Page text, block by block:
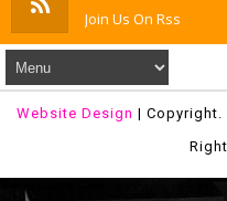
Join Us On Rss
Website Design |